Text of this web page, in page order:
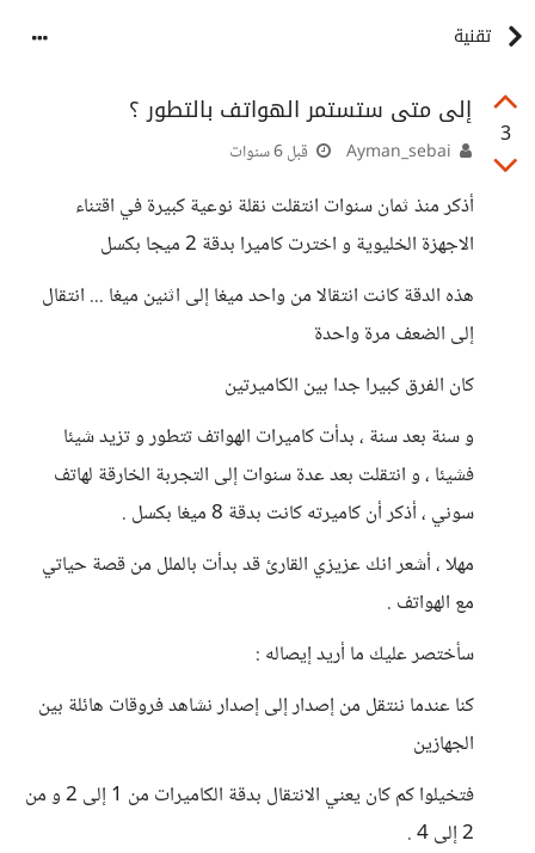
تقنية
3
إلى متى ستستمر الهواتف بالتطور ؟
قبل 6 سنوات
أذكر منذ ثمان سنوات انتقلت نقلة نوعية كبيرة في اقتناء
الاجهزة الخليوية و اخترت كاميرا بدقة 2 ميجا بكسل
هذه الدقة كانت انتقالا من واحد ميغا إلى اثنين ميغا ... انتقال
إلى الضعف مرة واحدة
كان الفرق كبيرا جدا بين الكاميرتين
و سنة بعد سنة ، بدأت كاميرات الهواتف تتطور و تزيد شيئا
فشيئا ، و انتقلت بعد عدة سنوات إلى التجربة الخارقة لهاتف
سوني ، أذكر أن كاميرته كانت بدقة 8 ميغا بكسل .
مهلا ، أشعر انك عزيزي القارئ قد بدأت بالملل من قصة حياتي
مع الهواتف .
سأختصر عليك ما أريد إيصاله :
كنا عندما ننتقل من إصدار إلى إصدار نشاهد فروقات هائلة بين
الجهازين
فتخيلوا كم كان يعني الانتقال بدقة الكاميرات من 1 إلى 2 و من
2 إلى 4 .